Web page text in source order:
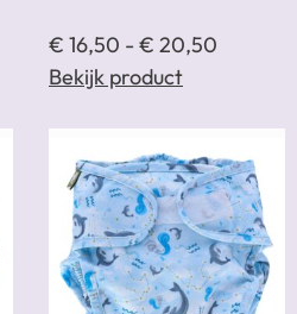
€ 16,50 - € 20,50
Bekijk product